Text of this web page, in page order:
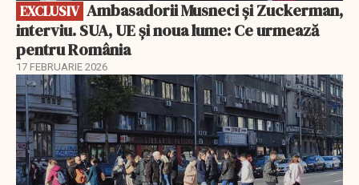
EXCLUSIV
interviu. SUA, UE și noua lume: Ce urmează
pentru România
17 FEBRUARIE 2026